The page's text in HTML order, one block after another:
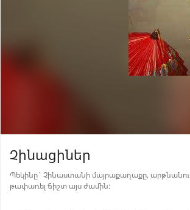
Չինացիներ
Պեկինը` Չինաստանի մայրաքաղաքը,
թափառել ճիշտ այս ժամին: